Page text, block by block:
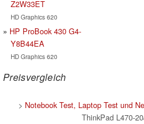
Z2W33ET
HD Graphics 620
HP ProBook 430 G4-
Y8B44EA
HD Graphics 620
Preisvergleich
> Notebook Test, Laptop Test und
ThinkPad L470-